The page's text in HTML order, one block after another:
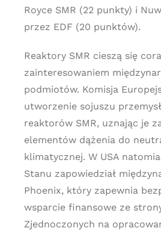
Royce SMR (22 punkty) i
przez EDF (20 punktów).
Reaktory SMR cieszą się
zainteresowaniem
podmiotów. Komisja
utworzenie sojuszu
reaktorów SMR, uznając je
elementów dążenia do
klimatycznej. W USA
Stanu zapowiedział
Phoenix, który zapewnia
wsparcie finansowe ze
Zjednoczonych na